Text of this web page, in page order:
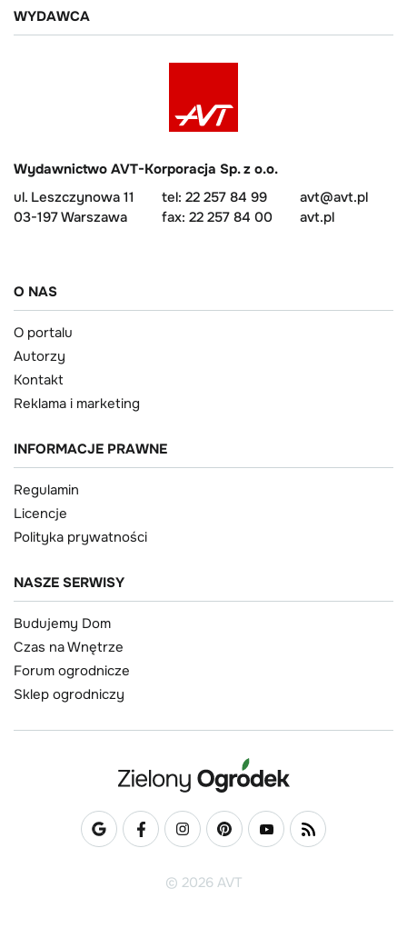
WYDAWCA
Wydawnictwo AVT-Korporacja Sp. z o.o.
ul. Leszczynowa 11
03-197 Warszawa
tel: 22 257 84 99
fax: 22 257 84 00
avt@avt.pl
avt.pl
O NAS
O portalu
Autorzy
Kontakt
Reklama i marketing
INFORMACJE PRAWNE
Regulamin
Licencje
Polityka prywatności
NASZE SERWISY
Budujemy Dom
Czas na Wnętrze
Forum ogrodnicze
Sklep ogrodniczy
© 2026 AVT